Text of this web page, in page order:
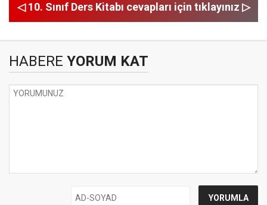
◁ 10. Sınıf Ders Kitabı cevapları için tıklayınız ▷
HABERE YORUM KAT